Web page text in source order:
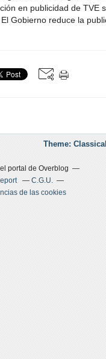
en publicidad de TVE
El Gobierno reduce la
Theme:
portal de Overblog
C.G.U.
de las cookies